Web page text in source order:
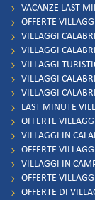
VACANZE LAST
OFFERTE
VILLAGGI
VILLAGGI
VILLAGGI
VILLAGGI
VILLAGGI
LAST MINUTE
OFFERTE
VILLAGGI IN
OFFERTE
VILLAGGI IN
OFFERTE
OFFERTE DI